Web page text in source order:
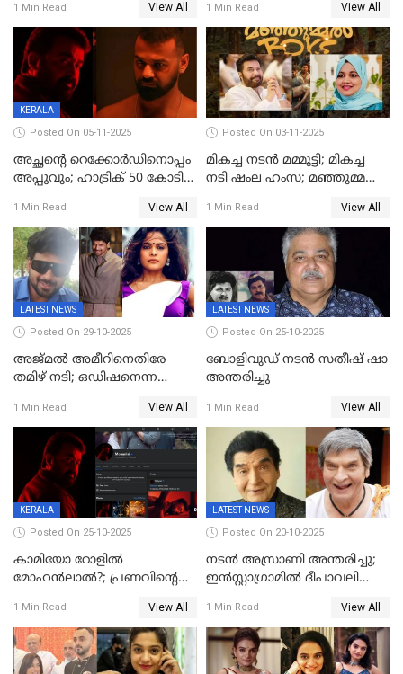
1 Min Read View All 1 Min Read View All
KERALA
Posted On 05-11-2025
അച്ഛന്റെ റെക്കോർഡിനൊപ്പം
അപ്പുവും; ഹാട്രിക് 50 കോടി
മോഹൻലാൽ, 'ഡീയസ്
ഈറേ' കുതിപ്പ്
1 Min Read View All
Posted On 03-11-2025
മികച്ച നടൻ മമ്മൂട്ടി; മികച്ച
നടി ഷംല ഹംസ; മഞ്ഞുമ്മൽ
1 Min Read View All
LATEST NEWS
Posted On 29-10-2025
അജ്മല്‍ അമീറിനെതിരേ
തമിഴ് നടി; ഒഡിഷനെന്ന
വിളിച്ചു, മോശം പെരുമാറ്റം
1 Min Read View All
LATEST NEWS
Posted On 25-10-2025
ബോളിവുഡ് നടൻ സതീഷ് ഷാ
അന്തരിച്ചു
1 Min Read View All
KERALA
Posted On 25-10-2025
കാമിയോ റോളിൽ
മോഹൻലാൽ?; പ്രണവിന്റെ
പിന്നാലെ ഡിപി; ചർച്ചയായി
സോഷ്യൽ മീഡിയ ചിത്രങ്ങൾ
1 Min Read View All
LATEST NEWS
Posted On 20-10-2025
നടന്‍ അസ്രാണി അന്തരിച്ചു;
ഇന്‍‌സ്റ്റാഗ്രാമില്‍ ദീപാവലി
മണിക്കൂറുകള്‍ക്കകം
വിയോഗം
1 Min Read View All